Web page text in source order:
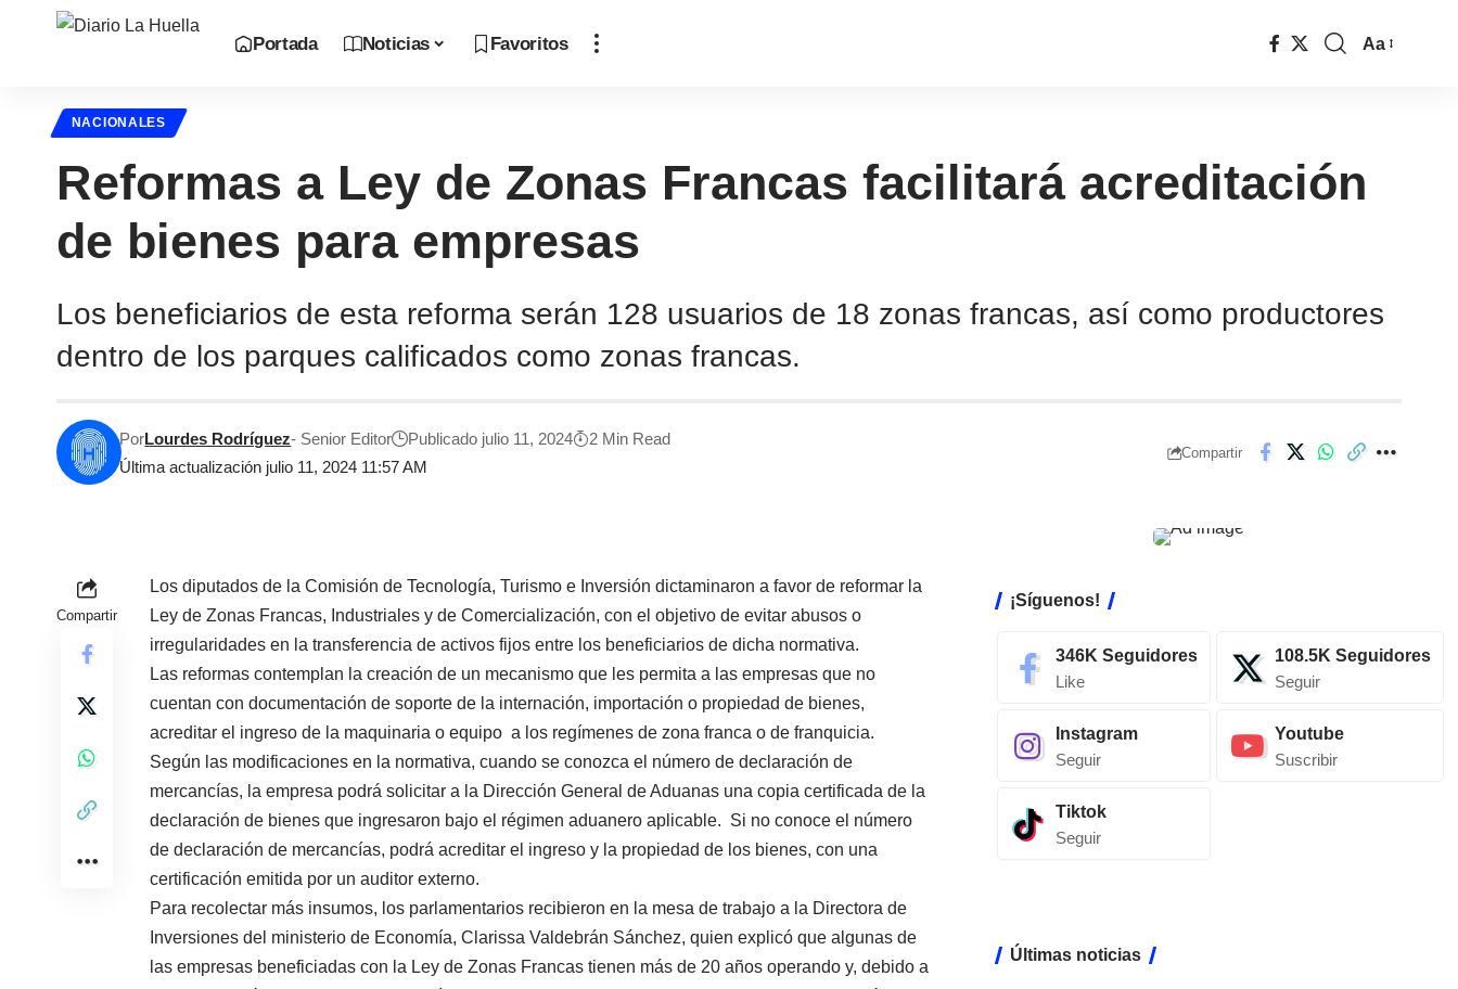
Portada Noticias Favoritos Aa
NACIONALES
Reformas a Ley de Zonas Francas facilitará acreditación
de bienes para empresas
Los beneficiarios de esta reforma serán 128 usuarios de 18 zonas francas, así como productores
dentro de los parques calificados como zonas francas.
Última actualización julio 11, 2024 11:57 AM
PorLourdes Rodríguez- Senior Editor Publicado julio 11, 2024 2 Min Read
Compartir
Compartir
Los diputados de la Comisión de Tecnología, Turismo e Inversión dictaminaron a favor de reformar la
Ley de Zonas Francas, Industriales y de Comercialización, con el objetivo de evitar abusos o
irregularidades en la transferencia de activos fijos entre los beneficiarios de dicha normativa.
Las reformas contemplan la creación de un mecanismo que les permita a las empresas que no
cuentan con documentación de soporte de la internación, importación o propiedad de bienes,
acreditar el ingreso de la maquinaria o equipo a los regímenes de zona franca o de franquicia.
Según las modificaciones en la normativa, cuando se conozca el número de declaración de
mercancías, la empresa podrá solicitar a la Dirección General de Aduanas una copia certificada de la
declaración de bienes que ingresaron bajo el régimen aduanero aplicable. Si no conoce el número
de declaración de mercancías, podrá acreditar el ingreso y la propiedad de los bienes, con una
certificación emitida por un auditor externo.
Para recolectar más insumos, los parlamentarios recibieron en la mesa de trabajo a la Directora de
Inversiones del ministerio de Economía, Clarissa Valdebrán Sánchez, quien explicó que algunas de
las empresas beneficiadas con la Ley de Zonas Francas tienen más de 20 años operando y, debido a
¡Síguenos!
346K Seguidores
Like
108.5K Seguidores
Seguir
Instagram
Seguir
Youtube
Suscribir
Tiktok
Seguir
Últimas noticias